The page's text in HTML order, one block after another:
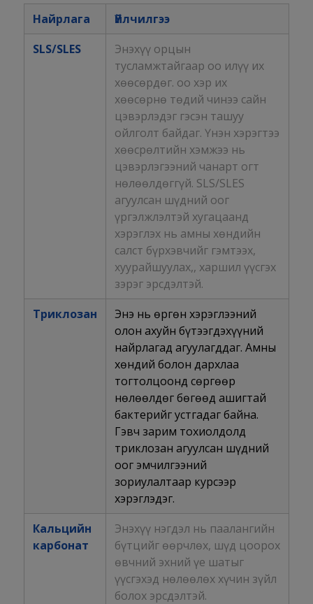
Найрлага
Үйлчилгээ
SLS/SLES
Энэхүү орцын
тусламжтайгаар оо илүү их
хөөсөрдөг. оо хэр их
хөөсөрнө төдий чинээ сайн
цэвэрлэдэг гэсэн ташуу
ойлголт байдаг. Үнэн хэрэгтээ
хөөсрөлтийн хэмжээ нь
цэвэрлэгээний чанарт огт
нөлөөлдөггүй. SLS/SLES
агуулсан шүдний оог
үргэлжлэлтэй хугацаанд
хэрэглэх нь амны хөндийн
салст бүрхэвчийг гэмтээх,
хуурайшуулах,, харшил үүсгэх
зэрэг эрсдэлтэй.
Триклозан
Энэ нь өргөн хэрэглээний
олон ахуйн бүтээгдэхүүний
найрлагад агуулагддаг. Амны
хөндий болон дархлаа
тогтолцоонд сөргөөр
нөлөөлдөг бөгөөд ашигтай
бактерийг устгадаг байна.
Гэвч зарим тохиолдолд
триклозан агуулсан шүдний
оог эмчилгээний
зориулалтаар курсээр
хэрэглэдэг.
Кальцийн
карбонат
Энэхүү нэгдэл нь паалангийн
бүтцийг өөрчлөх, шүд цоорох
өвчний эхний үе шатыг
үүсгэхэд нөлөөлөх хүчин зүйл
болох эрсдэлтэй.